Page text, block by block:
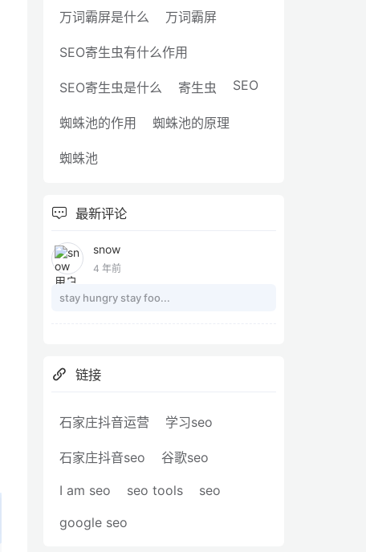
万词霸屏是什么 万词霸屏
SEO寄生虫有什么作用
SEO寄生虫是什么 寄生虫 SEO
蜘蛛池的作用 蜘蛛池的原理
蜘蛛池
最新评论
snow
4 年前
stay hungry stay foo...
链接
石家庄抖音运营 学习seo
石家庄抖音seo 谷歌seo
I am seo seo tools
seo
google seo